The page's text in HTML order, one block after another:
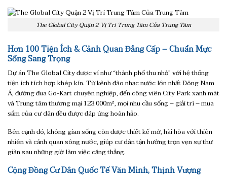
The Global City Quận 2 Vị Trí Trung Tâm Của Trung Tâm
Hơn 100 Tiện Ích & Cảnh Quan Đẳng Cấp – Chuẩn Mực
Sống Sang Trọng
Dự án The Global City được ví như “thành phố thu nhỏ” với hệ thống
tiện ích tích hợp khép kín. Từ kênh đào nhạc nước lớn nhất Đông Nam
Á, đường đua Go-Kart chuyên nghiệp, đến công viên City Park xanh mát
và Trung tâm thương mại 123.000m², mọi nhu cầu sống – giải trí – mua
sắm của cư dân đều được đáp ứng hoàn hảo.
Bên cạnh đó, không gian sống còn được thiết kế mở, hài hòa với thiên
nhiên và cảnh quan sông nước, giúp cư dân tận hưởng trọn vẹn sự thư
giãn sau những giờ làm việc căng thẳng.
Cộng Đồng Cư Dân Quốc Tế Văn Minh, Thịnh Vượng